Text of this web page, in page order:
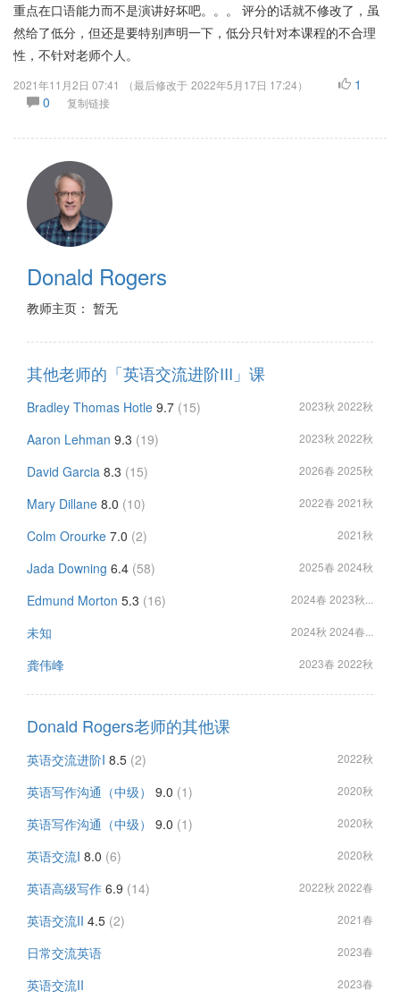
重点在口语能力而不是演讲好坏吧。。。 评分的话就不修改了，虽
然给了低分，但还是要特别声明一下，低分只针对本课程的不合理
性，不针对老师个人。
2021年11月2日 07:41 （最后修改于 2022年5月17日 17:24）
1
0
复制链接
Donald Rogers
教师主页： 暂无
其他老师的「英语交流进阶III」课
Bradley Thomas Hotle 9.7 (15) 2023秋 2022秋
Aaron Lehman 9.3 (19) 2023秋 2022秋
David Garcia 8.3 (15) 2026春 2025秋
Mary Dillane 8.0 (10) 2022春 2021秋
Colm Orourke 7.0 (2) 2021秋
Jada Downing 6.4 (58) 2025春 2024秋
Edmund Morton 5.3 (16) 2024春 2023秋...
未知 2024秋 2024春...
龚伟峰 2023春 2022秋
Donald Rogers老师的其他课
英语交流进阶I 8.5 (2) 2022秋
英语写作沟通（中级） 9.0 (1) 2020秋
英语写作沟通（中级） 9.0 (1) 2020秋
英语交流I 8.0 (6) 2020秋
英语高级写作 6.9 (14) 2022秋 2022春
英语交流II 4.5 (2) 2021春
日常交流英语 2023春
英语交流II 2023春